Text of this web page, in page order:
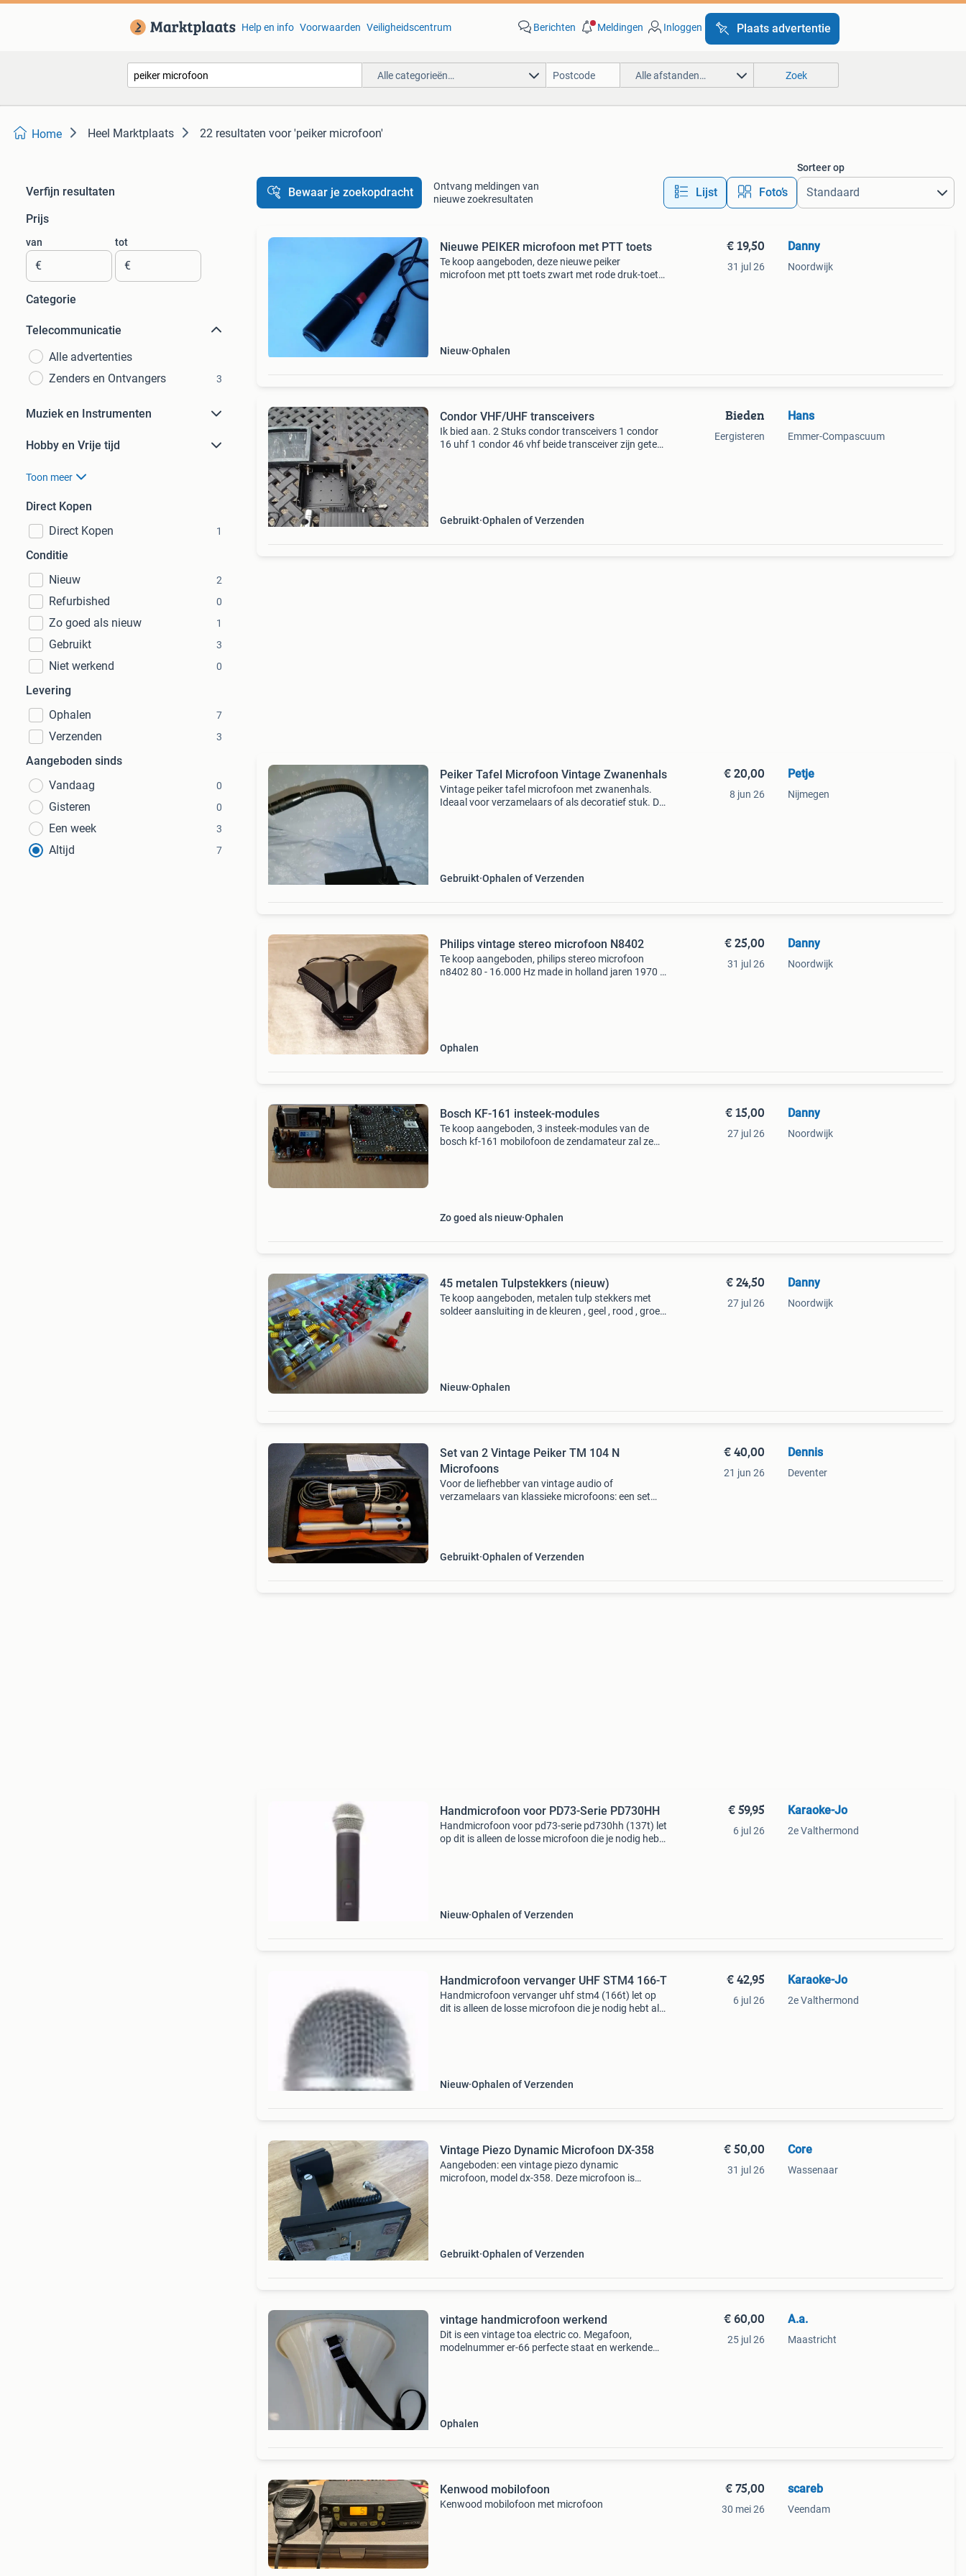
Help en info Voorwaarden Veiligheidscentrum Berichten Meldingen Inloggen Plaats advertentie
Alle categorieën… Alle afstanden… Zoek
Home Heel Marktplaats 22 resultaten voor 'peiker microfoon'
Verfijn resultaten
Prijs
van
€
tot
€
Categorie
Telecommunicatie
Alle advertenties
Zenders en Ontvangers
3
Muziek en Instrumenten
Hobby en Vrije tijd
Toon meer
Direct Kopen
Direct Kopen
1
Conditie
Nieuw
2
Refurbished 0
Zo goed als nieuw 1
Gebruikt 3
Niet werkend 0
Levering
Ophalen
7
Verzenden 3
Aangeboden sinds
Vandaag
0
Gisteren 0
Een week 3
Altijd 7
Bewaar je zoekopdracht
Ontvang meldingen van
nieuwe zoekresultaten
Lijst Foto’s
Sorteer op
Nieuwe PEIKER microfoon met PTT toets
Te koop aangeboden, deze nieuwe peiker
microfoon met ptt toets zwart met rode druk-toets
Nieuw Ophalen
€ 19,50
31 jul 26
Danny
Noordwijk
Condor VHF/UHF transceivers
Ik bied aan. 2 Stuks condor transceivers 1 condor
16 uhf 1 condor 46 vhf beide transceiver zijn getest
Gebruikt Ophalen of Verzenden
Bieden
Eergisteren
Hans
Emmer-Compascuum
Peiker Tafel Microfoon Vintage Zwanenhals
Vintage peiker tafel microfoon met zwanenhals.
Ideaal voor verzamelaars of als decoratief stuk. De
Gebruikt Ophalen of Verzenden
€ 20,00
8 jun 26
Petje
Nijmegen
Philips vintage stereo microfoon N8402
Te koop aangeboden, philips stereo microfoon
n8402 80 - 16.000 Hz made in holland jaren 1970 -
Ophalen
€ 25,00
31 jul 26
Danny
Noordwijk
Bosch KF-161 insteek-modules
Te koop aangeboden, 3 insteek-modules van de
bosch kf-161 mobilofoon de zendamateur zal ze
Zo goed als nieuw Ophalen
€ 15,00
27 jul 26
Danny
Noordwijk
45 metalen Tulpstekkers (nieuw)
Te koop aangeboden, metalen tulp stekkers met
soldeer aansluiting in de kleuren , geel , rood , groen
Nieuw Ophalen
€ 24,50
27 jul 26
Danny
Noordwijk
Set van 2 Vintage Peiker TM 104 N
Microfoons
Voor de liefhebber van vintage audio of
verzamelaars van klassieke microfoons: een set
Gebruikt Ophalen of Verzenden
€ 40,00
21 jun 26
Dennis
Deventer
Handmicrofoon voor PD73-Serie PD730HH
Handmicrofoon voor pd73-serie pd730hh (137t) let
op dit is alleen de losse microfoon die je nodig hebt
Nieuw Ophalen of Verzenden
€ 59,95
6 jul 26
Karaoke-Jo
2e Valthermond
Handmicrofoon vervanger UHF STM4 166-T
Handmicrofoon vervanger uhf stm4 (166t) let op
dit is alleen de losse microfoon die je nodig hebt als
Nieuw Ophalen of Verzenden
€ 42,95
6 jul 26
Karaoke-Jo
2e Valthermond
Vintage Piezo Dynamic Microfoon DX-358
Aangeboden: een vintage piezo dynamic
microfoon, model dx-358. Deze microfoon is
Gebruikt Ophalen of Verzenden
€ 50,00
31 jul 26
Core
Wassenaar
vintage handmicrofoon werkend
Dit is een vintage toa electric co. Megafoon,
modelnummer er-66 perfecte staat en werkende
Ophalen
€ 60,00
25 jul 26
A.a.
Maastricht
Kenwood mobilofoon
Kenwood mobilofoon met microfoon
€ 75,00
30 mei 26
scareb
Veendam